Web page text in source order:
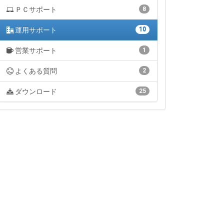
8
ＰＣサポート
10
運用サポート
1
営業サポート
2
よくある質問
25
ダウンロード